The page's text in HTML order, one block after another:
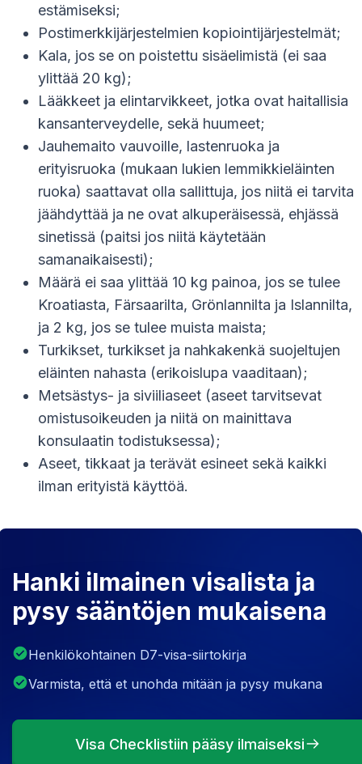
estämiseksi;
Postimerkkijärjestelmien kopiointijärjestelmät;
Kala, jos se on poistettu sisäelimistä (ei saa
ylittää 20 kg);
Lääkkeet ja elintarvikkeet, jotka ovat haitallisia
kansanterveydelle, sekä huumeet;
Jauhemaito vauvoille, lastenruoka ja
erityisruoka (mukaan lukien lemmikkieläinten
ruoka) saattavat olla sallittuja, jos niitä ei tarvita
jäähdyttää ja ne ovat alkuperäisessä, ehjässä
sinetissä (paitsi jos niitä käytetään
samanaikaisesti);
Määrä ei saa ylittää 10 kg painoa, jos se tulee
Kroatiasta, Färsaarilta, Grönlannilta ja Islannilta,
ja 2 kg, jos se tulee muista maista;
Turkikset, turkikset ja nahkakenkä suojeltujen
eläinten nahasta (erikoislupa vaaditaan);
Metsästys- ja siviiliaseet (aseet tarvitsevat
omistusoikeuden ja niitä on mainittava
konsulaatin todistuksessa);
Aseet, tikkaat ja terävät esineet sekä kaikki
ilman erityistä käyttöä.
Hanki ilmainen visalista ja
pysy sääntöjen mukaisena
Henkilökohtainen D7-visa-siirtokirja
Varmista, että et unohda mitään ja pysy mukana
Visa Checklistiin pääsy ilmaiseksi